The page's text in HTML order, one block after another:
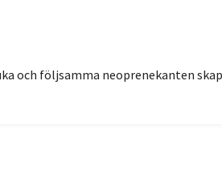
och följsamma neoprenekanten